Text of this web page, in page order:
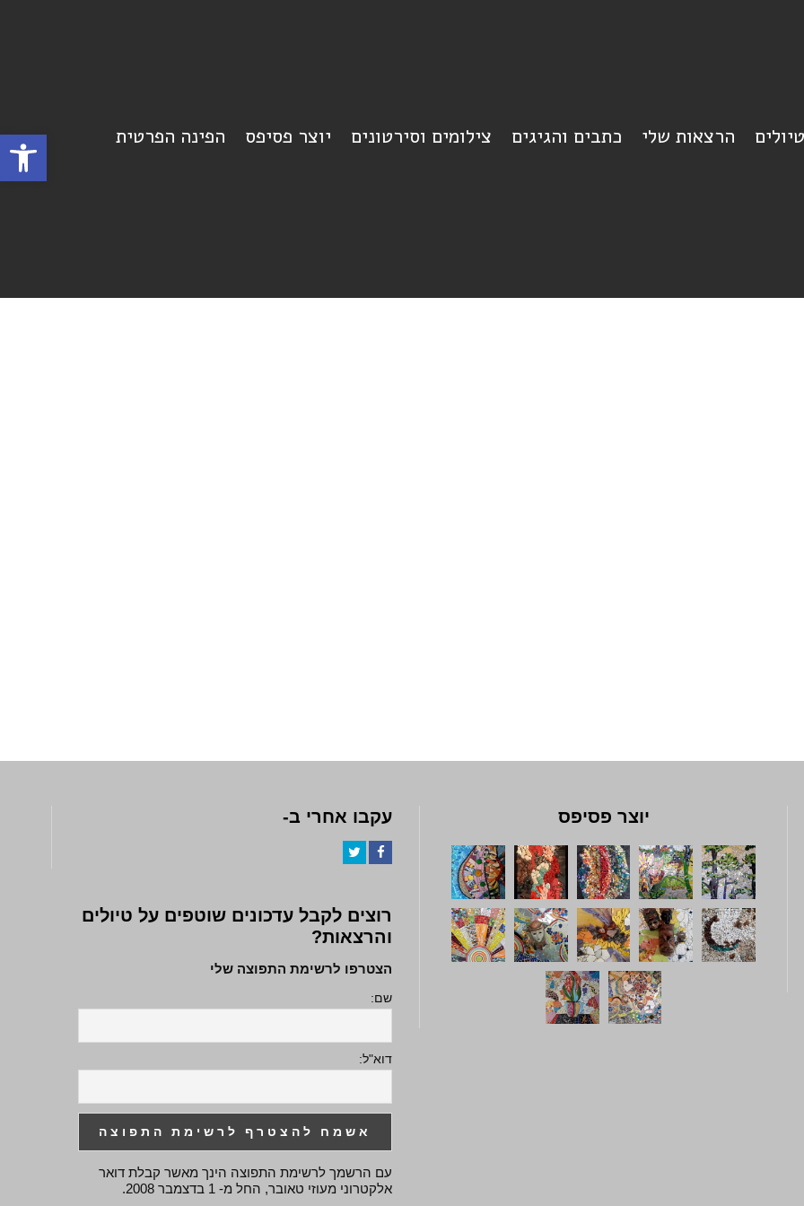
פתח הרצאות שלי כתבים והגיגים צילומים וסירטונים יוצר פסיפס הפינה הפרטית
יוצר פסיפס עקבו אחרי ב-
רוצים לקבל עדכונים שוטפים על טיולים
והרצאות?
הצטרפו לרשימת התפוצה שלי
שם:
דוא"ל:
עם הרשמך לרשימת התפוצה הינך מאשר קבלת דואר
אלקטרוני מעוזי טאובר, החל מ- 1 בדצמבר 2008.